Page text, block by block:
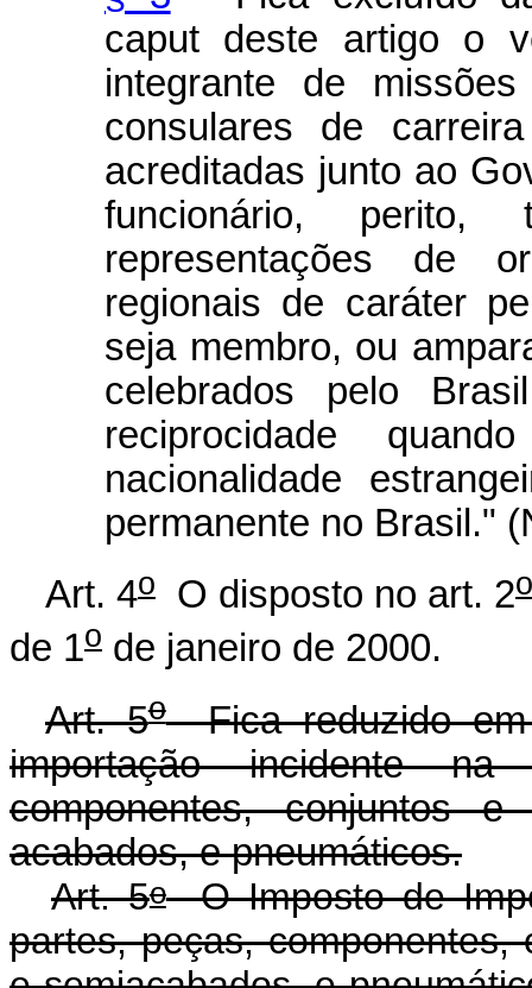
caput deste artigo o
integrante de
consulares de
acreditadas junto ao
funcionário,
representações de
regionais de caráter
seja membro, ou
celebrados pelo
reciprocidade
nacionalidade
permanente no Brasil."
Art. 4o O disposto no art. 2o
de 1o de janeiro de 2000.
Art. 5oFica reduzido em
importação incidente
componentes, conjuntos
acabados, e pneumáticos.
Art. 5oO Imposto de
partes, peças, componentes,